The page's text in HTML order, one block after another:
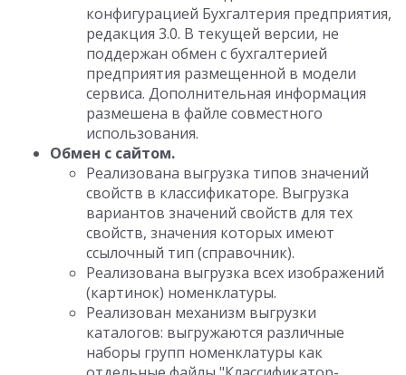
конфигурацией Бухгалтерия предприятия,
редакция 3.0. В текущей версии, не
поддержан обмен с бухгалтерией
предприятия размещенной в модели
сервиса. Дополнительная информация
размешена в файле совместного
использования.
Обмен с сайтом.
Реализована выгрузка типов значений
свойств в классификаторе. Выгрузка
вариантов значений свойств для тех
свойств, значения которых имеют
ссылочный тип (справочник).
Реализована выгрузка всех изображений
(картинок) номенклатуры.
Реализован механизм выгрузки
каталогов: выгружаются различные
наборы групп номенклатуры как